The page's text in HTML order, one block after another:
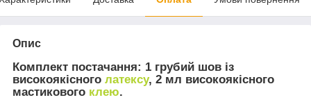
Опис
Комплект постачання: 1 грубий шов із
високоякісного латексу, 2 мл високоякісного
мастикового клею.